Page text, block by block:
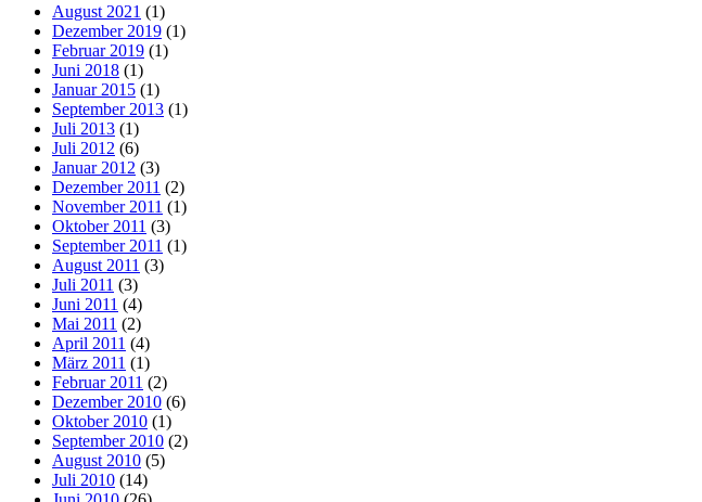
August 2021 (1)
Dezember 2019 (1)
Februar 2019 (1)
Juni 2018 (1)
Januar 2015 (1)
September 2013 (1)
Juli 2013 (1)
Juli 2012 (6)
Januar 2012 (3)
Dezember 2011 (2)
November 2011 (1)
Oktober 2011 (3)
September 2011 (1)
August 2011 (3)
Juli 2011 (3)
Juni 2011 (4)
Mai 2011 (2)
April 2011 (4)
März 2011 (1)
Februar 2011 (2)
Dezember 2010 (6)
Oktober 2010 (1)
September 2010 (2)
August 2010 (5)
Juli 2010 (14)